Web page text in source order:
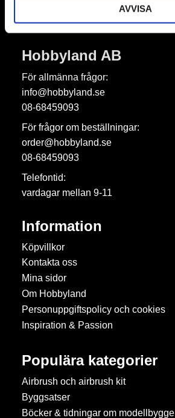
AVVISA
Hobbyland AB
För allmänna frågor:
info@hobbyland.se
08-68459093
För frågor om beställningar:
order@hobbyland.se
08-68459093
Telefontid:
vardagar mellan 9-11
Information
Köpvillkor
Kontakta oss
Mina sidor
Om Hobbyland
Personuppgiftspolicy och cookies
Inspiration & Passion
Populära kategorier
Airbrush och airbrush kit
Byggsatser
Böcker & tidningar om modellbygge